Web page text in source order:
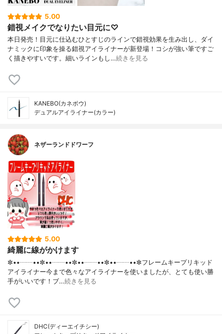
5.00
錯視メイクでなりたい目元に♡
本日発売！目元に仕込むひとすじのラインで錯視効果を生み出し、ダイ
ナミックに印象を操る錯視アイライナーが新登場！コシが強い筆ですご
く描きやすいです。細いラインもし…続きを見る
KANEBO(カネボウ)
デュアルアイライナー(カラー)
ネザーランドドワーフ
5.00
綺麗に線がかけます
✼••┈┈••✼••┈┈••✼••┈┈••✼••┈┈••✼フレームキープリキッド
アイライナー今まで色々なアイライナーを使いましたが、とても使い勝
手がいいです！ブ…続きを見る
DHC(ディーエイチシー)